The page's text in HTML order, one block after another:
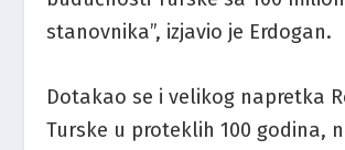
stanovnika”, izjavio je Erdogan.
Dotakao se i velikog napretka
Turske u proteklih 100 godina,